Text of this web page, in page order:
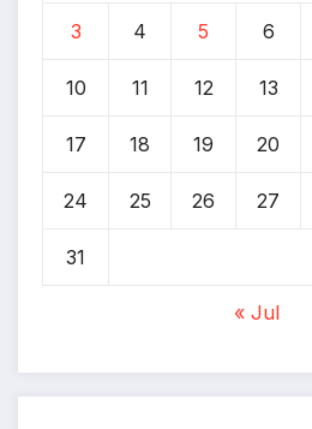
3 4 5 6
10 11 12 13
17 18 19 20
24 25 26 27
31
« Jul